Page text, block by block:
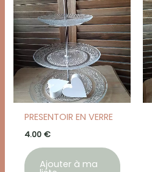
PRESENTOIR EN VERRE
4.00 €
Ajouter à ma